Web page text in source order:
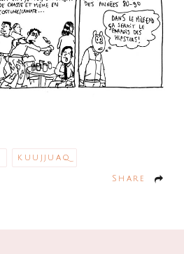
kuujjuaq
Share